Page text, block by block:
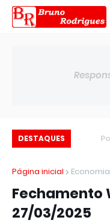
DESTAQUES
📉
Acordo em
Página inicial
Economia
Fechamento
27/03/2025